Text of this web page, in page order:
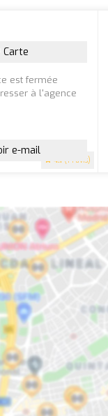
4.1 (14 avis)
Carte
est fermée
à l'agence
e-mail